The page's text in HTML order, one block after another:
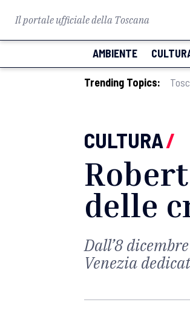
Il portale ufficiale della Toscana
AMBIENTE
Trending Topics:
CULTURA/
delle
Dall’8
Venezia